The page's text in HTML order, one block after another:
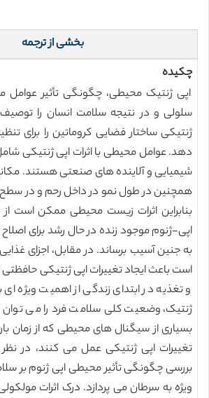
بخشی از ترجمه
چکیده
اپی ژنتیک محیطی، چگونگی تأثیر عوامل
سلولی و در نتیجه سلامت انسان را
ژنتیکی ساختار فضایی کروماتین را برای
دهد. عوامل محیطی با اثرات اپی ژنتیکی
شیمیایی و آلاینده های صنعتی هستند.
همچنین در طول نمو در داخل رحم و در سطح
بنابراین اثرات زیست محیطی ممکن است
اپی-ژنوم موجود زنده در حال رشد برای اصلاح
به جنین آسیب برساند. در مقابل، اجزای
است باعث ایجاد تغییرات اپی ژنتیکی
و تغذیه در ابتدای زندگی از اهمیت ویژه ای
ژنتیک، وضعیت کلی سلامت فرد را می
بسیاری از سیگنال های محیطی که از زمان
تغییرات اپی ژنتیکی عمل می کنند، در
بررسی چگونگی تأثیر محیطی اپی ژنوم بر
ویژه به سرطان می پردازد. درک اثرات